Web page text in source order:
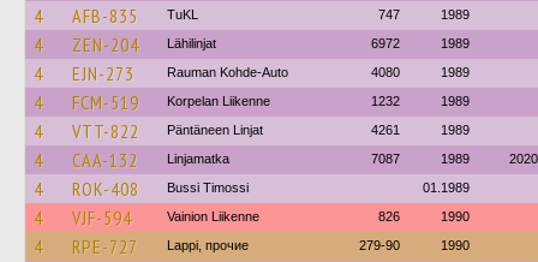
4 AFB-835 TuKL 747 1989
4 ZEN-204 Lähilinjat 6972 1989
4 EJN-273 Rauman Kohde-Auto 4080 1989
4 FCM-519 Korpelan Liikenne 1232 1989
4 VTT-822 Päntäneen Linjat 4261 1989
4 CAA-132 Linjamatka 7087 1989 2020
4 ROK-408 Bussi Timossi 01.1989
4 VJF-594 Vainion Liikenne 826 1990
4 RPE-727 Lappi, прочие 279-90 1990